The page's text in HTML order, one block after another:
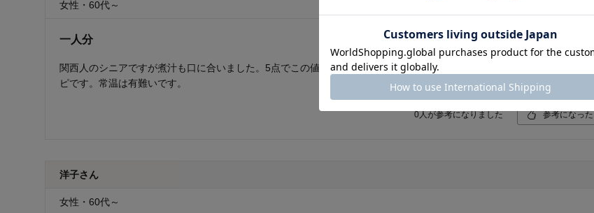
女性・60代～
一人分
関西人のシニアですが煮汁も口に合いました。5点でこの値段は高いかも美味しい頂きましたがもう少し値段が安ければリ
ピです。常温は有難いです。
0人が参考になりました 参考になった
洋子さん
女性・60代～